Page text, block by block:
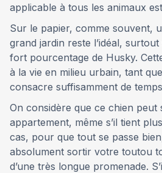
applicable à tous les animaux
Sur le papier, comme souvent,
grand jardin reste l’idéal,
fort pourcentage de Husky.
à la vie en milieu urbain, tant
consacre suffisamment de
On considère que ce chien
appartement, même s’il tient
cas, pour que tout se passe
absolument sortir votre toutou
d’une très longue promenade.